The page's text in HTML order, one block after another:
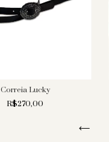
Correia Lucky
R$270,00